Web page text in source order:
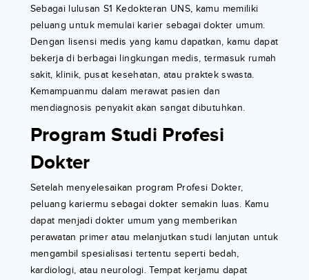
Sebagai lulusan S1 Kedokteran UNS, kamu memiliki
peluang untuk memulai karier sebagai dokter umum.
Dengan lisensi medis yang kamu dapatkan, kamu dapat
bekerja di berbagai lingkungan medis, termasuk rumah
sakit, klinik, pusat kesehatan, atau praktek swasta.
Kemampuanmu dalam merawat pasien dan
mendiagnosis penyakit akan sangat dibutuhkan.
Program Studi Profesi
Dokter
Setelah menyelesaikan program Profesi Dokter,
peluang kariermu sebagai dokter semakin luas. Kamu
dapat menjadi dokter umum yang memberikan
perawatan primer atau melanjutkan studi lanjutan untuk
mengambil spesialisasi tertentu seperti bedah,
kardiologi, atau neurologi. Tempat kerjamu dapat